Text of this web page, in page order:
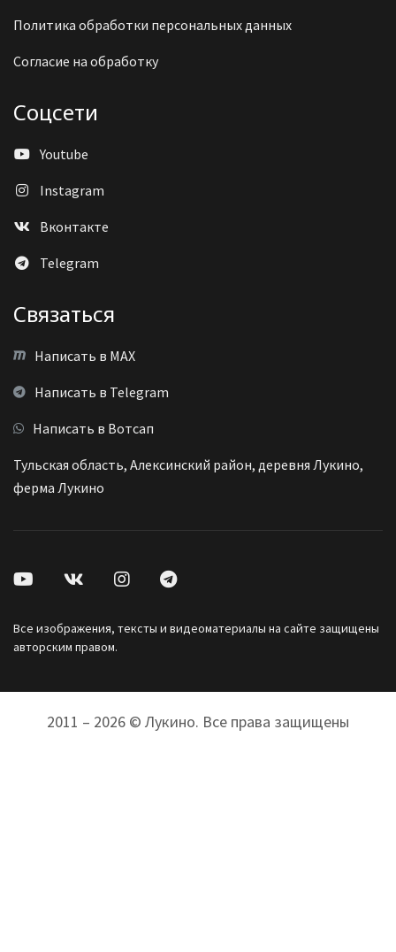
Политика обработки персональных данных
Согласие на обработку
Соцсети
Youtube
Instagram
Вконтакте
Telegram
Связаться
Написать в MAX
Написать в Telegram
Написать в Вотсап
Тульская область, Алексинский район, деревня Лукино,
ферма Лукино
Все изображения, тексты и видеоматериалы на сайте защищены
авторским правом.
2011 – 2026 © Лукино. Все права защищены